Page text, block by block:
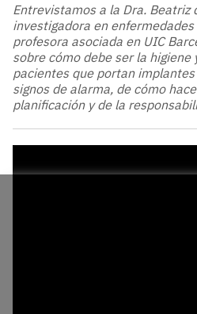
Entrevistamos a la Dra. Beatriz
investigadora en
profesora asociada en UIC
sobre cómo debe ser la higiene
pacientes que portan
signos de alarma, de cómo
planificación y de la